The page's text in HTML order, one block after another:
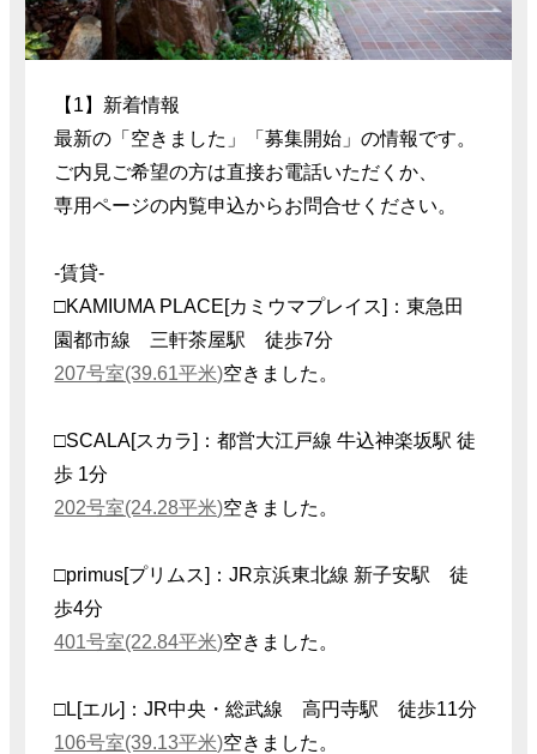
【1】新着情報
最新の「空きました」「募集開始」の情報です。
ご内見ご希望の方は直接お電話いただくか、
専用ページの内覧申込からお問合せください。
-賃貸-
□KAMIUMA PLACE[カミウマプレイス]：東急田
園都市線 三軒茶屋駅 徒歩7分
207号室(39.61平米)空きました。
□SCALA[スカラ]：都営大江戸線 牛込神楽坂駅 徒
歩 1分
202号室(24.28平米)空きました。
□primus[プリムス]：JR京浜東北線 新子安駅 徒
歩4分
401号室(22.84平米)空きました。
□L[エル]：JR中央・総武線 高円寺駅 徒歩11分
106号室(39.13平米)空きました。